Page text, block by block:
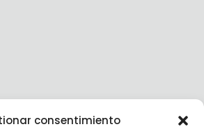
consentimiento